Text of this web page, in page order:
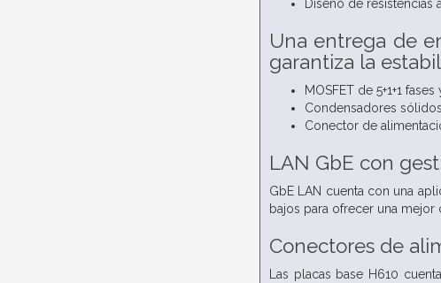
Diseño de resistencias
Una entrega de
garantiza la
MOSFET de 5+1+1
Condensadores
Conector de
LAN GbE con
GbE LAN cuenta con una
bajos para ofrecer una mejor
Conectores de
Las placas base H610